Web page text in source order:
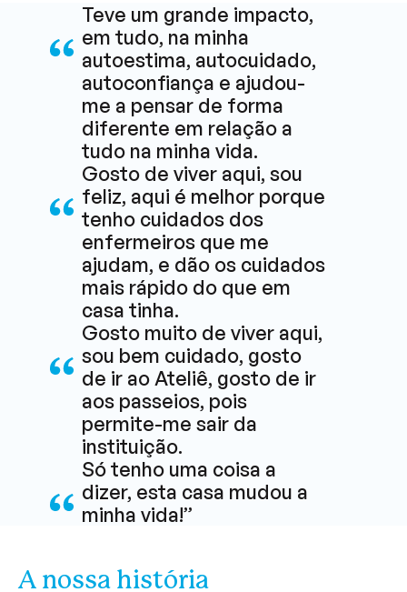
Teve um grande impacto,
em tudo, na minha
autoestima, autocuidado,
autoconfiança e ajudou-
me a pensar de forma
diferente em relação a
tudo na minha vida.
Gosto de viver aqui, sou
feliz, aqui é melhor porque
tenho cuidados dos
enfermeiros que me
ajudam, e dão os cuidados
mais rápido do que em
casa tinha.
Gosto muito de viver aqui,
sou bem cuidado, gosto
de ir ao Ateliê, gosto de ir
aos passeios, pois
permite-me sair da
instituição.
Só tenho uma coisa a
dizer, esta casa mudou a
minha vida!”
A nossa história